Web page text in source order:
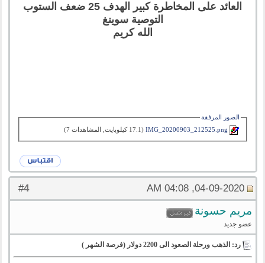
العائد على المخاطرة كبير الهدف 25 ضعف الستوب
التوصية سوينغ
الله كريم
الصور المرفقة
IMG_20200903_212525.png‏(17.1 كيلوبايت, المشاهدات 7)
#
4 04-09-2020, 04:08 AM
مريم حسونة
عضو جديد
رد: الذهب ورحلة الصعود الى 2200 دولار (فرصة الشهر )